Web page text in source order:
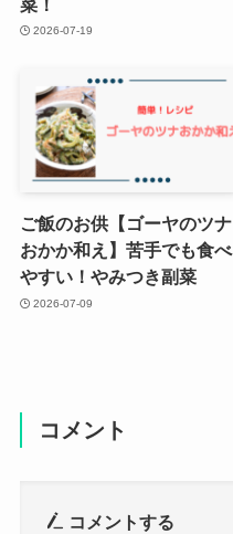
菜！
2026-07-19
ご飯のお供【ゴーヤのツナ
おかか和え】苦手でも食べ
やすい！やみつき副菜
2026-07-09
コメント
コメントする